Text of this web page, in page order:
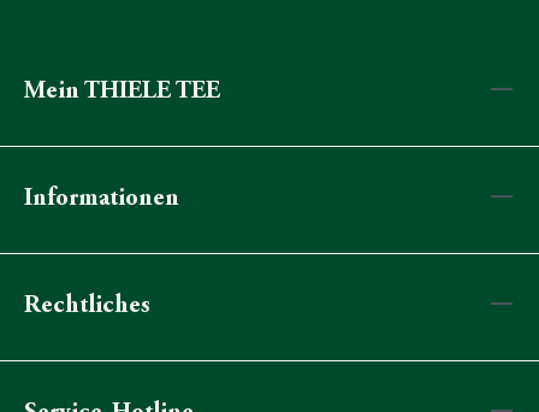
Mein THIELE TEE
Informationen
Rechtliches